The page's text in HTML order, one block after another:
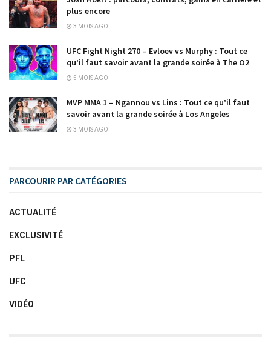
plus encore
3 MOIS AGO
UFC Fight Night 270 – Evloev vs Murphy : Tout ce
qu’il faut savoir avant la grande soirée à The O2
5 MOIS AGO
MVP MMA 1 – Ngannou vs Lins : Tout ce qu’il faut
savoir avant la grande soirée à Los Angeles
3 MOIS AGO
PARCOURIR PAR CATÉGORIES
ACTUALITÉ
EXCLUSIVITÉ
PFL
UFC
VIDÉO